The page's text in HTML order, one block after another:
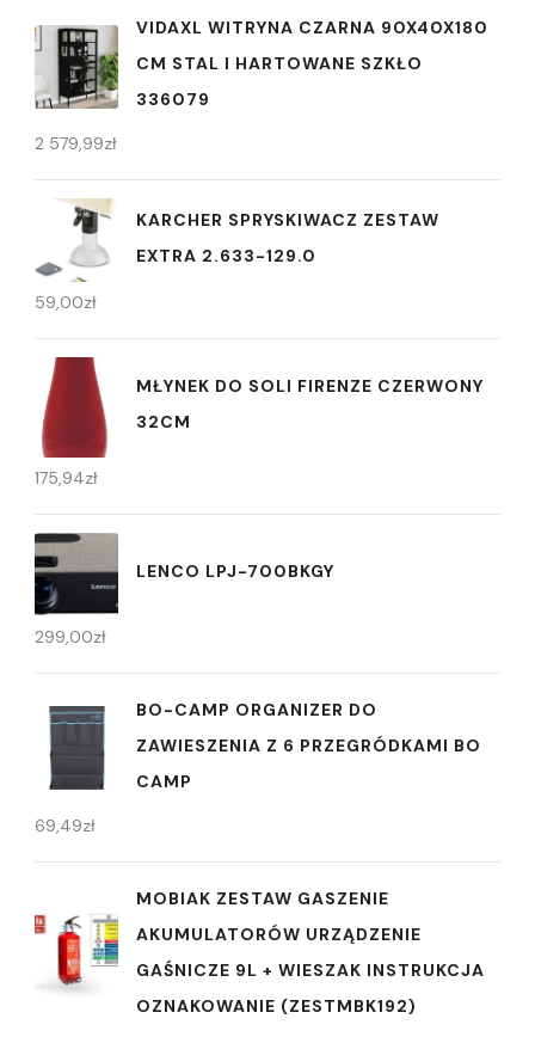
VIDAXL WITRYNA CZARNA 90X40X180
CM STAL I HARTOWANE SZKŁO
336079
2 579,99zł
KARCHER SPRYSKIWACZ ZESTAW
EXTRA 2.633-129.0
59,00zł
MŁYNEK DO SOLI FIRENZE CZERWONY
32CM
175,94zł
LENCO LPJ-700BKGY
299,00zł
BO-CAMP ORGANIZER DO
ZAWIESZENIA Z 6 PRZEGRÓDKAMI BO
CAMP
69,49zł
MOBIAK ZESTAW GASZENIE
AKUMULATORÓW URZĄDZENIE
GAŚNICZE 9L + WIESZAK INSTRUKCJA
OZNAKOWANIE (ZESTMBK192)